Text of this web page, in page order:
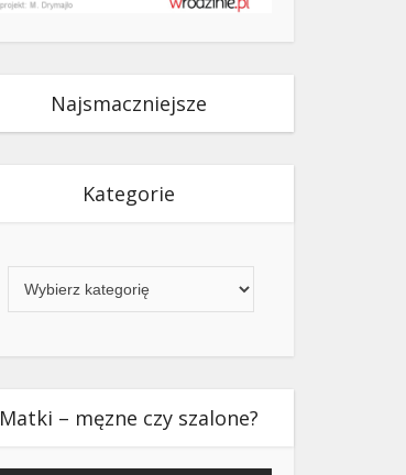
Najsmaczniejsze
Kategorie
Matki – męzne czy szalone?